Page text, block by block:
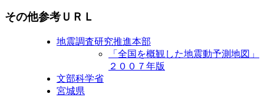
その他参考ＵＲＬ
地震調査研究推進本部
「全国を概観した地震動予測地図」
２００７年版
文部科学省
宮城県